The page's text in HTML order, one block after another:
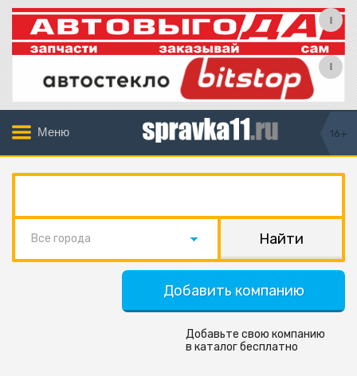
Меню 16+
Все города
Добавить компанию
Добавьте свою компанию
в каталог бесплатно